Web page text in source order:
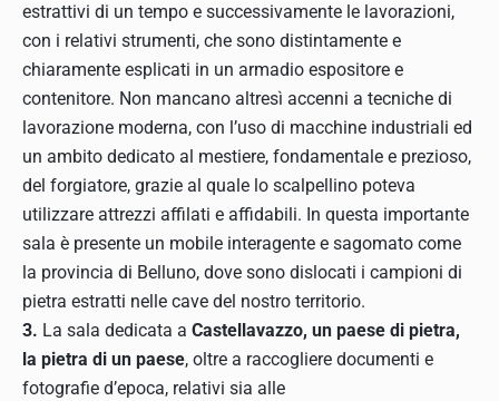
estrattivi di un tempo e successivamente le lavorazioni,
con i relativi strumenti, che sono distintamente e
chiaramente esplicati in un armadio espositore e
contenitore. Non mancano altresì accenni a tecniche di
lavorazione moderna, con l’uso di macchine industriali ed
un ambito dedicato al mestiere, fondamentale e prezioso,
del forgiatore, grazie al quale lo scalpellino poteva
utilizzare attrezzi affilati e affidabili. In questa importante
sala è presente un mobile interagente e sagomato come
la provincia di Belluno, dove sono dislocati i campioni di
pietra estratti nelle cave del nostro territorio.
3. La sala dedicata a Castellavazzo, un paese di pietra,
la pietra di un paese, oltre a raccogliere documenti e
fotografie d’epoca, relativi sia alle